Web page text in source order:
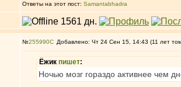
Ответы на этот пост: Samantabhadra
№255990 Добавлено: Чт 24 Сен 15, 14:43 (11 лет
Ёжик пишет:
Ночью мозг гораздо активнее чем